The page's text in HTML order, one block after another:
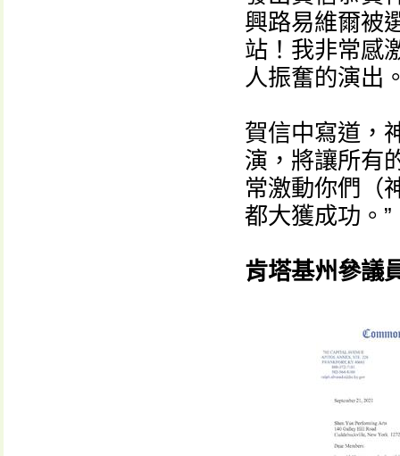
興路易維爾被
站！我非常感
人振奮的演出
賀信中寫道，
演，將讓所有
常激動你們（
都大獲成功。”
肯塔基州參議